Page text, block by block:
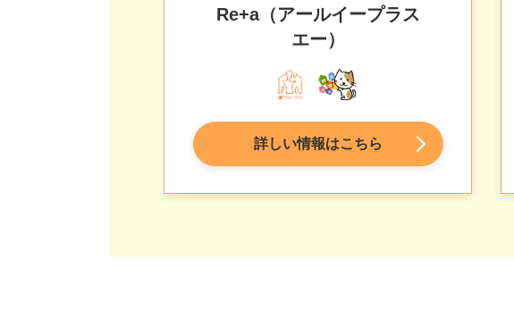
Re+a（アールイープラス
エー）
詳しい情報はこちら